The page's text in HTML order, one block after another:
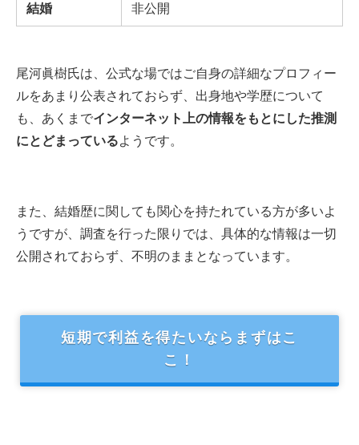
結婚 非公開
尾河眞樹氏は、公式な場ではご自身の詳細なプロフィー
ルをあまり公表されておらず、出身地や学歴について
も、あくまでインターネット上の情報をもとにした推測
にとどまっている ようです。
また、結婚歴に関しても関心を持たれている方が多いよ
うですが、調査を行った限りでは、具体的な情報は一切
公開されておらず、不明のままとなっています。
短期で利益を得たいならまずはこ
こ！